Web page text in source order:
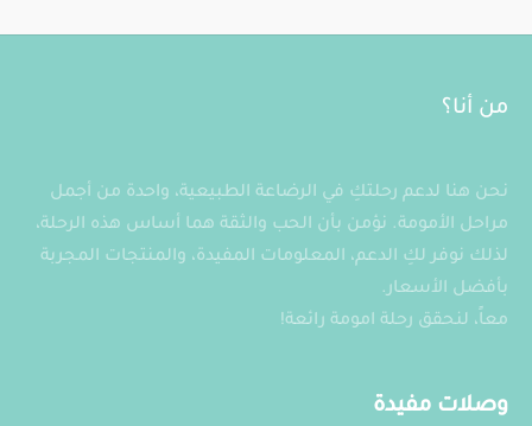
من أنا؟
نحن هنا لدعم رحلتكِ في الرضاعة الطبيعية، واحدة من أجمل
مراحل الأمومة. نؤمن بأن الحب والثقة هما أساس هذه الرحلة،
لذلك نوفر لكِ الدعم، المعلومات المفيدة، والمنتجات المجربة
بأفضل الأسعار.
معاً، لنحقق رحلة امومة رائعة!
وصلات مفيدة